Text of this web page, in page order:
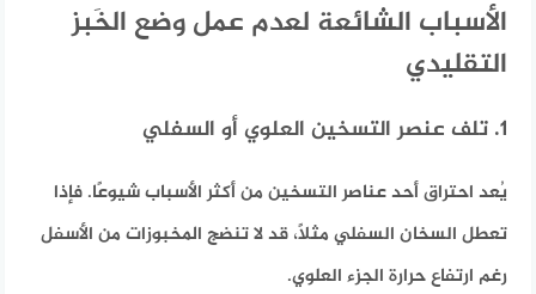
الأسباب الشائعة لعدم عمل وضع الخَبز
التقليدي
1. تلف عنصر التسخين العلوي أو السفلي
يُعد احتراق أحد عناصر التسخين من أكثر الأسباب شيوعًا. فإذا
تعطل السخان السفلي مثلًا، قد لا تنضج المخبوزات من الأسفل
رغم ارتفاع حرارة الجزء العلوي.